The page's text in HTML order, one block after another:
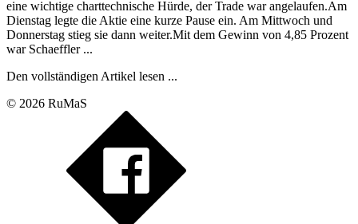
eine wichtige charttechnische Hürde, der Trade war angelaufen.Am
Dienstag legte die Aktie eine kurze Pause ein. Am Mittwoch und
Donnerstag stieg sie dann weiter.Mit dem Gewinn von 4,85 Prozent
war Schaeffler ...
Den vollständigen Artikel lesen ...
© 2026 RuMaS